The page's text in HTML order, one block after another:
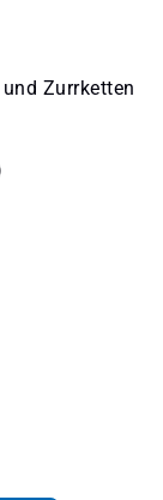
Zurrketten